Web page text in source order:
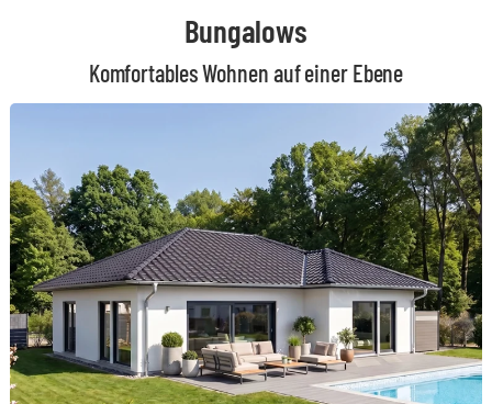
Bungalows
Komfortables Wohnen auf einer Ebene